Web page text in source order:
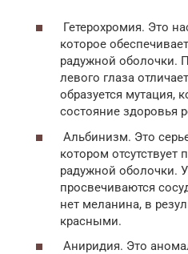
Гетерохромия. Это
которое
радужной оболочки.
левого глаза
образуется мутация,
состояние здоровья
Альбинизм. Это
котором отсутствует
радужной оболочки.
просвечиваются
нет меланина, в
красными.
Аниридия. Это